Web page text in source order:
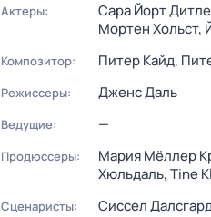
Актеры: Сара Йорт
Мортен Хольст,
Композитор: Питер Кайд,
Режиссеры: Дженс Даль
Ведущие: —
Продюссеры: Мария Мёллер
Хюльдаль,Tine
Сценаристы: Сиссел